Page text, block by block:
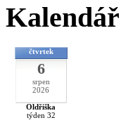
Kalendář
čtvrtek
6
srpen
2026
Oldřiška
týden 32